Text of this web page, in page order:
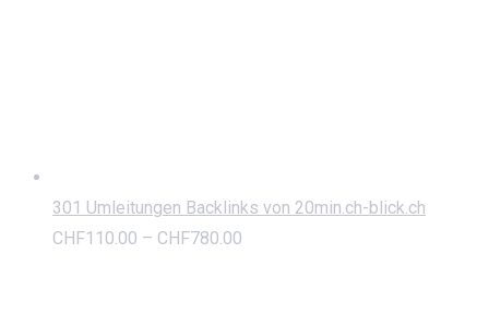
301 Umleitungen Backlinks von 20min.ch-blick.ch
CHF110.00 – CHF780.00